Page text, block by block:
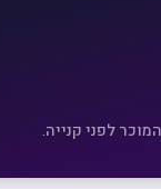
לפני קנייה.